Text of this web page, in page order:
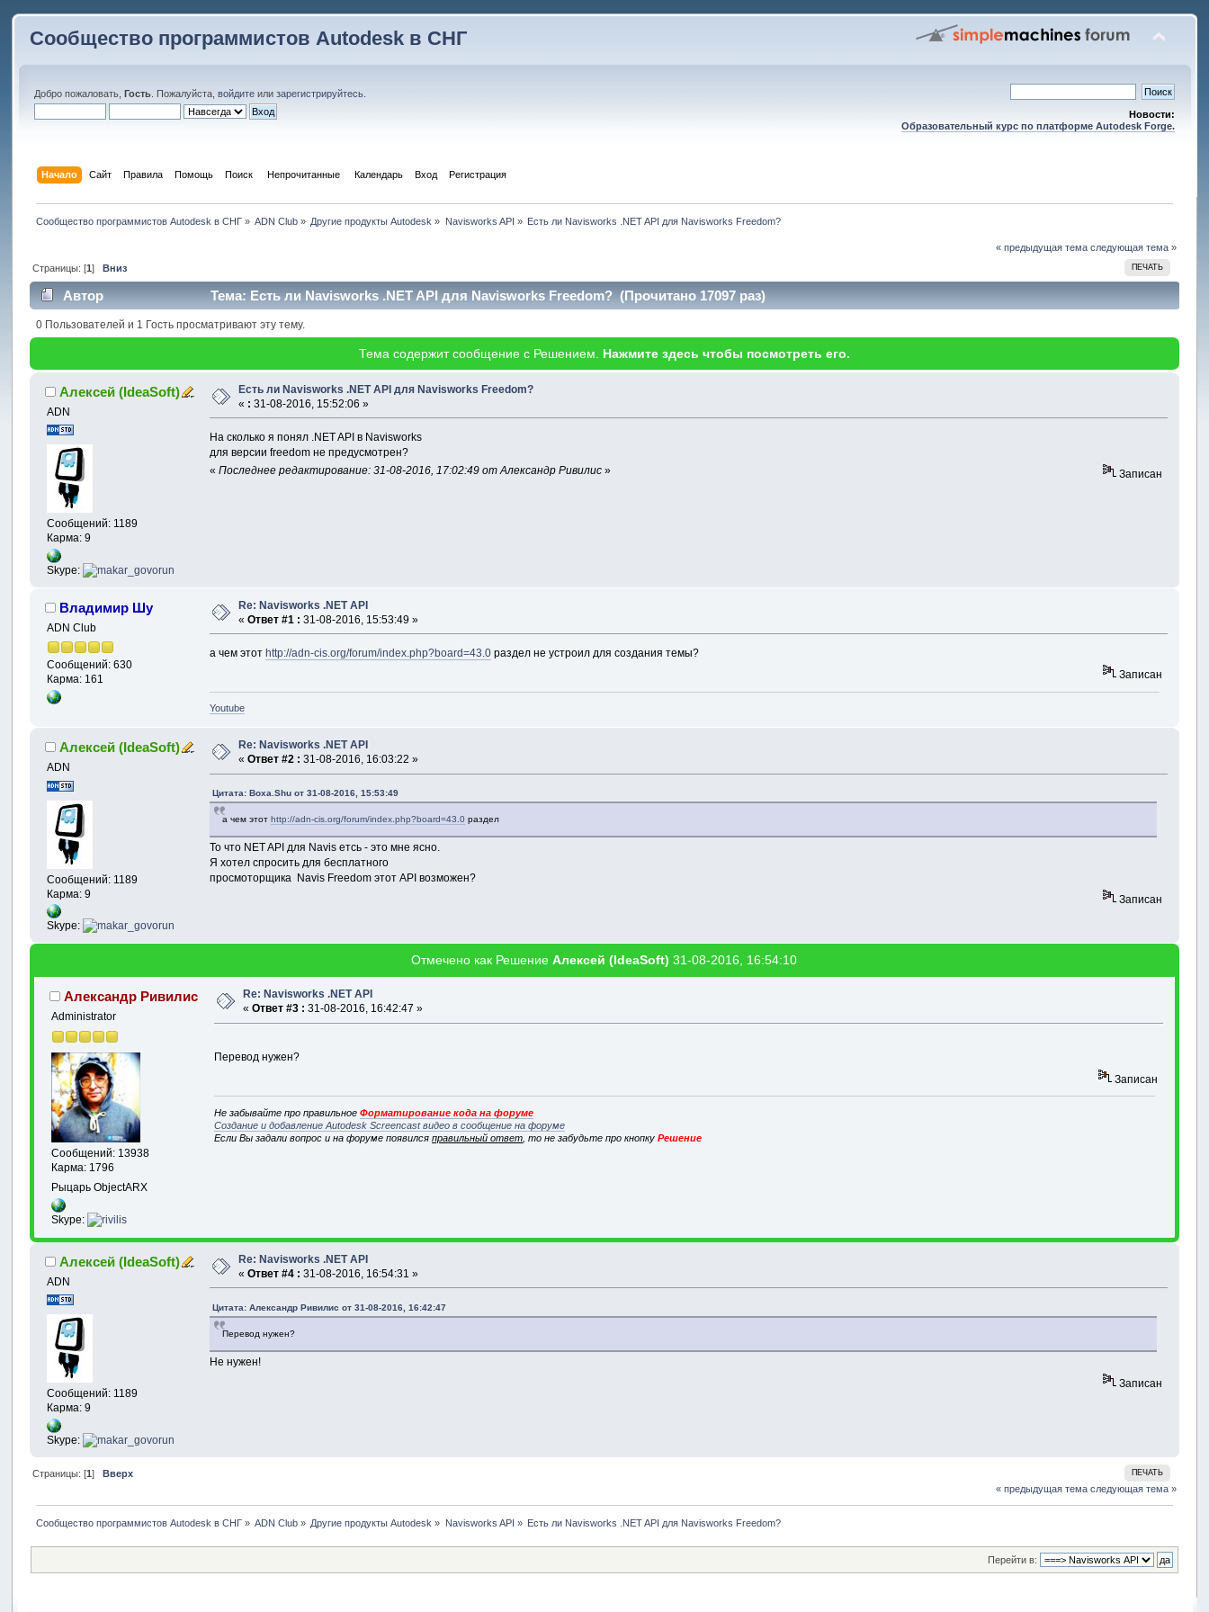
Сообщество программистов Autodesk в СНГ
Добро пожаловать,Гость . Пожалуйста,войдите илизарегистрируйтесь
Новости:
Образовательный курс по платформе Autodesk Forge.
Начало Сайт Правила Помощь Поиск Непрочитанные Календарь Вход Регистрация
Сообщество программистов Autodesk в СНГ» ADN Club » Другие продукты Autodesk » Navisworks API » Есть ли Navisworks .NET API для Navisworks Freedom?
« предыдущая тема следующая тема »
ПЕЧАТЬ
Страницы: [1] Вниз
Автор Тема: Есть ли Navisworks .NET API для Navisworks Freedom? (Прочитано 17097 раз)
0 Пользователей и 1 Гость просматривают эту тему.
Тема содержит сообщение с Решением. Нажмите здесь чтобы посмотреть его.
Алексей (IdeaSoft)
ADN
Сообщений: 1189
Карма: 9
Skype:
Есть ли Navisworks .NET API для Navisworks Freedom?
« : 31-08-2016, 15:52:06 »
На сколько я понял .NET API в Navisworks
для версии freedom не предусмотрен?
«Последнее редактирование: 31-08-2016, 17:02:49 от Александр Ривилис » Записан
Владимир Шу
ADN Club
Сообщений: 630
Карма: 161
Re: Navisworks .NET API
«Ответ #1 : 31-08-2016, 15:53:49 »
а чем этотhttp://adn-cis.org/forum/index.php?board=43.0 раздел не устроил для создания темы?
Записан
Youtube
Алексей (IdeaSoft)
ADN
Сообщений: 1189
Карма: 9
Skype:
Re: Navisworks .NET API
«Ответ #2 : 31-08-2016, 16:03:22 »
Цитата: Boxa.Shu от 31-08-2016, 15:53:49
а чем этотhttp://adn-cis.org/forum/index.php?board=43.0 раздел
То что NET API для Navis етсь - это мне ясно.
Я хотел спросить для бесплатного
просмоторщика Navis Freedom этот API возможен?
Записан
Отмечено как РешениеАлексей (IdeaSoft) 31-08-2016, 16:54:10
Александр Ривилис
Administrator
Сообщений: 13938
Карма: 1796
Рыцарь ObjectARX
Skype:
Re: Navisworks .NET API
«Ответ #3 : 31-08-2016, 16:42:47 »
Перевод нужен?
Записан
Не забывайте про правильноеФорматирование кода на форуме
Создание и добавление Autodesk Screencast видео в сообщение на форуме
Если Вы задали вопрос и на форуме появилсяправильный ответ , то не забудьте про кнопкуРешение
Алексей (IdeaSoft)
ADN
Сообщений: 1189
Карма: 9
Skype:
Re: Navisworks .NET API
«Ответ #4 : 31-08-2016, 16:54:31 »
Цитата: Александр Ривилис от 31-08-2016, 16:42:47
Перевод нужен?
Не нужен!
Записан
ПЕЧАТЬ
Страницы: [1] Вверх
« предыдущая тема следующая тема »
Сообщество программистов Autodesk в СНГ» ADN Club » Другие продукты Autodesk » Navisworks API » Есть ли Navisworks .NET API для Navisworks Freedom?
Перейти в: